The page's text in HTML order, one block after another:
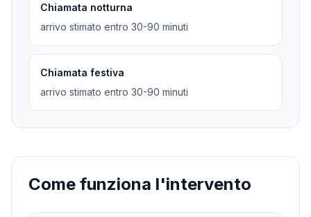
Chiamata notturna
arrivo stimato entro 30-90 minuti
Chiamata festiva
arrivo stimato entro 30-90 minuti
Come funziona l'intervento